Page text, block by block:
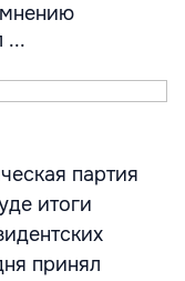
...
партия
итоги
принял